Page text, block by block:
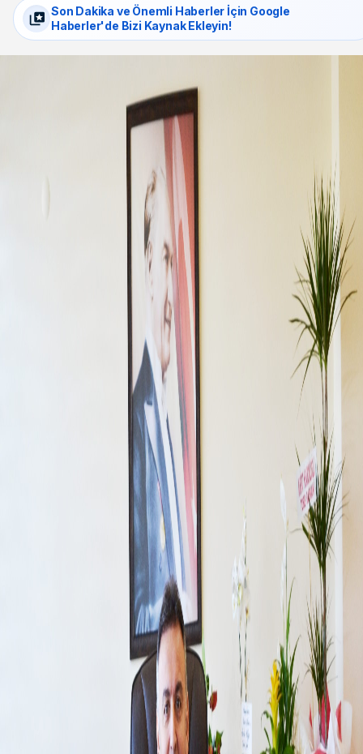
Son Dakika ve Önemli Haberler İçin Google
Haberler'de Bizi Kaynak Ekleyin!